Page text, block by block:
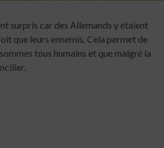
surpris car des Allemands y étaient
que leurs ennemis. Cela permet de
tous humains et que malgré la